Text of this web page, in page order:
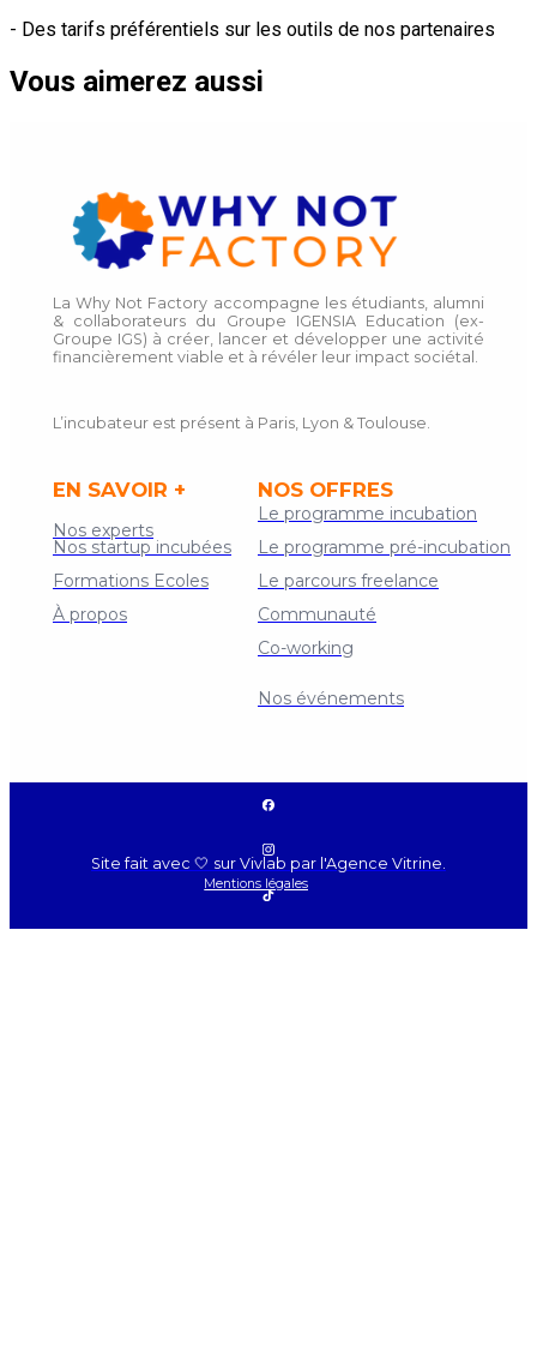
- Des tarifs préférentiels sur les outils de nos partenaires
Vous aimerez aussi
Le programme incubation
La Why Not Factory accompagne les étudiants, alumni
& collaborateurs du Groupe IGENSIA Education (ex-
Groupe IGS) à créer, lancer et développer une activité
financièrement viable et à révéler leur impact sociétal.
L’incubateur est présent à Paris, Lyon & Toulouse.
NOS OFFRES
EN SAVOIR +
Co-working
Nos événements
Formations Ecoles
Nos startup incubées
Nos experts
Le parcours freelance
Le programme pré-incubation
À propos Communauté
Mentions légales
Site fait avec 🤍 sur Vivlab par l'Agence Vitrine.